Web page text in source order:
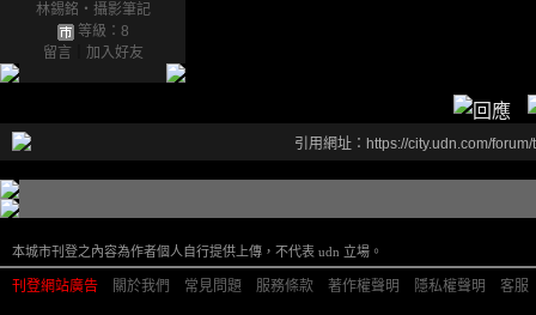
林錫銘‧攝影筆記
等級：8
留言
加入好友
引用網址：https://city.udn.com/
本城市刊登之內容為作者個人自行提供上傳，不代表 udn 立場。
刊登網站廣告 關於我們 常見問題 服務條款 著作權聲明 隱私權聲明 客服